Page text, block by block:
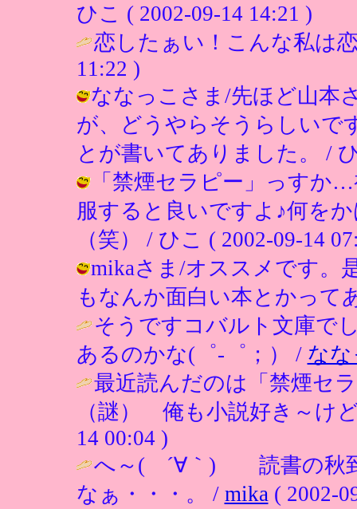
ひこ ( 2002-09-14 14:21 )
恋したぁい！こんな私は
11:22 )
ななっこさま/先ほど山本
が、どうやらそうらしいで
とが書いてありました。 /
「禁煙セラピー」っすか
服すると良いですよ♪何を
（笑） / ひこ ( 2002-09-14
mikaさま/オススメです。
もなんか面白い本とかって
そうですコバルト文庫で
あるのかな(゜-゜；） / な
最近読んだのは「禁煙セ
（謎） 俺も小説好き～け
14 00:04 )
へ～( ´∀｀) 読書の秋到
なぁ・・・。 / mika ( 2002-